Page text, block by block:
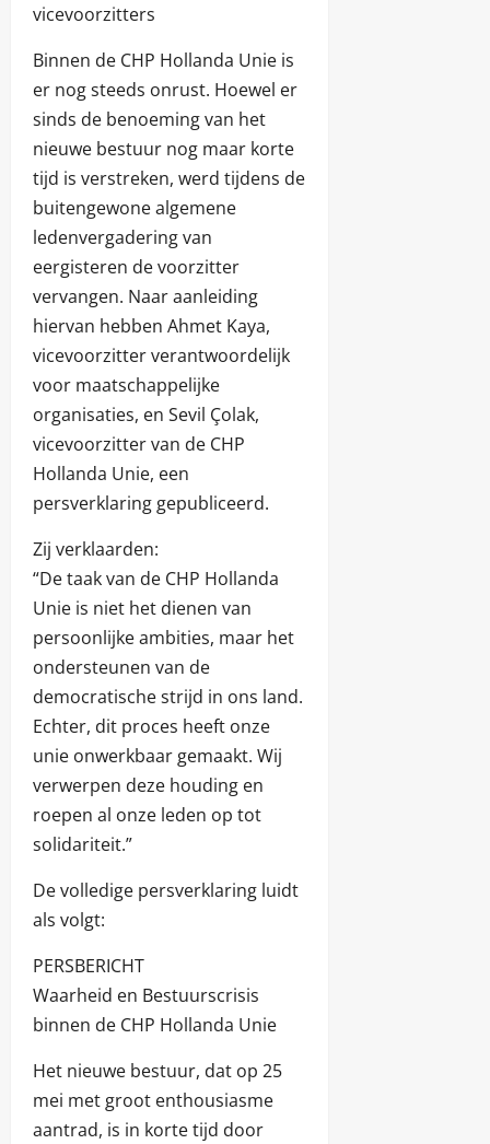
vicevoorzitters
Binnen de CHP Hollanda Unie is
er nog steeds onrust. Hoewel er
sinds de benoeming van het
nieuwe bestuur nog maar korte
tijd is verstreken, werd tijdens de
buitengewone algemene
ledenvergadering van
eergisteren de voorzitter
vervangen. Naar aanleiding
hiervan hebben Ahmet Kaya,
vicevoorzitter verantwoordelijk
voor maatschappelijke
organisaties, en Sevil Çolak,
vicevoorzitter van de CHP
Hollanda Unie, een
persverklaring gepubliceerd.
Zij verklaarden:
“De taak van de CHP Hollanda
Unie is niet het dienen van
persoonlijke ambities, maar het
ondersteunen van de
democratische strijd in ons land.
Echter, dit proces heeft onze
unie onwerkbaar gemaakt. Wij
verwerpen deze houding en
roepen al onze leden op tot
solidariteit.”
De volledige persverklaring luidt
als volgt:
PERSBERICHT
Waarheid en Bestuurscrisis
binnen de CHP Hollanda Unie
Het nieuwe bestuur, dat op 25
mei met groot enthousiasme
aantrad, is in korte tijd door